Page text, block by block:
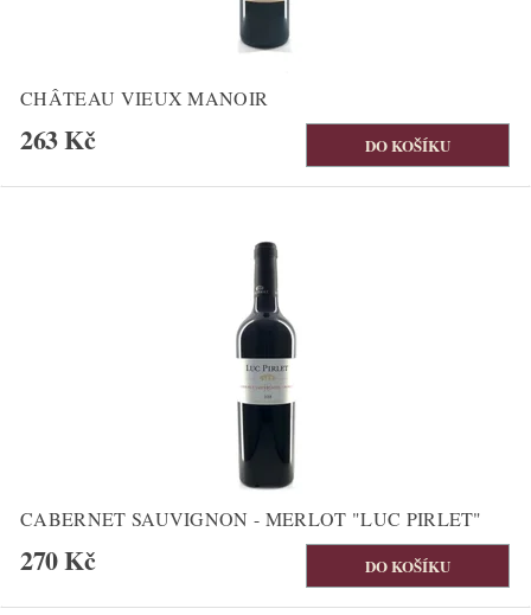
CHÂTEAU VIEUX MANOIR
263 Kč
CABERNET SAUVIGNON - MERLOT "LUC PIRLET"
270 Kč